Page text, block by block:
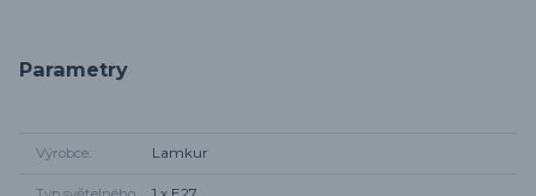
Parametry
Výrobce Lamkur